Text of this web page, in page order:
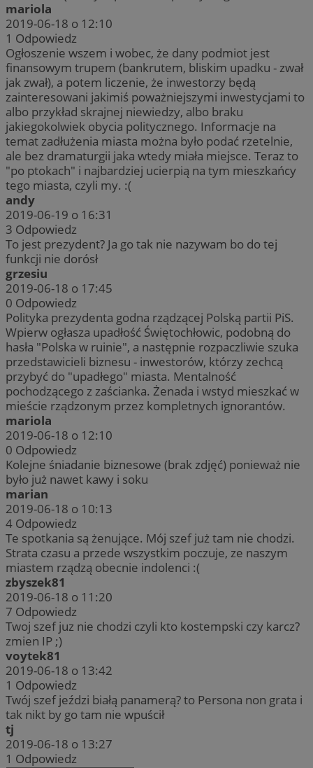
mariola
2019-06-18 o 12:10
1 Odpowiedz
Ogłoszenie wszem i wobec, że dany podmiot jest
finansowym trupem (bankrutem, bliskim upadku - zwał
jak zwał), a potem liczenie, że inwestorzy będą
zainteresowani jakimiś poważniejszymi inwestycjami to
albo przykład skrajnej niewiedzy, albo braku
jakiegokolwiek obycia politycznego. Informacje na
temat zadłużenia miasta można było podać rzetelnie,
ale bez dramaturgii jaka wtedy miała miejsce. Teraz to
"po ptokach" i najbardziej ucierpią na tym mieszkańcy
tego miasta, czyli my. :(
andy
2019-06-19 o 16:31
3 Odpowiedz
To jest prezydent? Ja go tak nie nazywam bo do tej
funkcji nie dorósł
grzesiu
2019-06-18 o 17:45
0 Odpowiedz
Polityka prezydenta godna rządzącej Polską partii PiS.
Wpierw ogłasza upadłość Świętochłowic, podobną do
hasła "Polska w ruinie", a następnie rozpaczliwie szuka
przedstawicieli biznesu - inwestorów, którzy zechcą
przybyć do "upadłego" miasta. Mentalność
pochodzącego z zaścianka. Żenada i wstyd mieszkać w
mieście rządzonym przez kompletnych ignorantów.
mariola
2019-06-18 o 12:10
0 Odpowiedz
Kolejne śniadanie biznesowe (brak zdjęć) ponieważ nie
było już nawet kawy i soku
marian
2019-06-18 o 10:13
4 Odpowiedz
Te spotkania są żenujące. Mój szef już tam nie chodzi.
Strata czasu a przede wszystkim poczuje, ze naszym
miastem rządzą obecnie indolenci :(
zbyszek81
2019-06-18 o 11:20
7 Odpowiedz
Twoj szef juz nie chodzi czyli kto kostempski czy karcz?
zmien IP ;)
voytek81
2019-06-18 o 13:42
1 Odpowiedz
Twój szef jeździ białą panamerą? to Persona non grata i
tak nikt by go tam nie wpuścił
tj
2019-06-18 o 13:27
1 Odpowiedz